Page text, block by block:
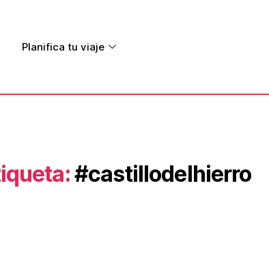
Planifica tu viaje
#castillodelhierro